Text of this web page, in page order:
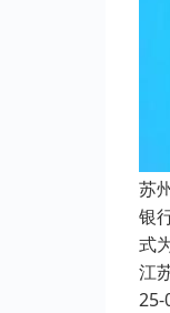
苏
银
式
江
25-